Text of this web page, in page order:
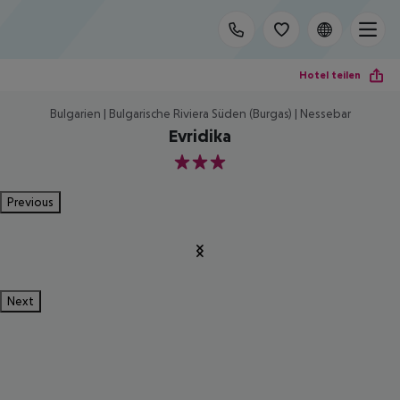
Hotel teilen
Bulgarien | Bulgarische Riviera Süden (Burgas) | Nessebar
Evridika
3
Previous
Next